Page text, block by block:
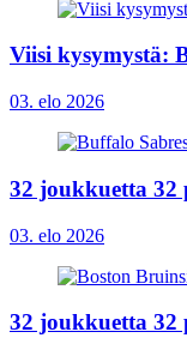
Viisi kysymystä:
03. elo 2026
32 joukkuetta 32
03. elo 2026
32 joukkuetta 32